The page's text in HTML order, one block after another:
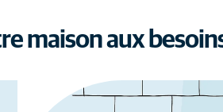
maison aux